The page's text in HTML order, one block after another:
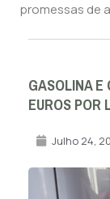
promessas de
GASOLINA E
EUROS POR
Julho 24,